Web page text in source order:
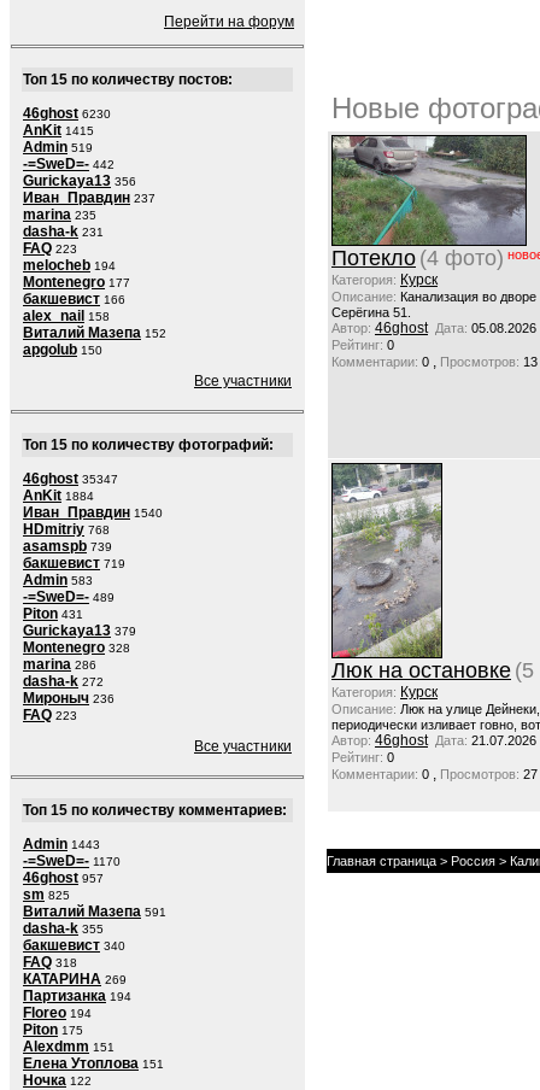
Перейти на форум
Топ 15 по количеству постов:
46ghost 6230
AnKit 1415
Admin 519
-=SweD=- 442
Gurickaya13 356
Иван_Правдин 237
marina 235
dasha-k 231
FAQ 223
melocheb 194
Montenegro 177
бакшевист 166
alex_nail 158
Виталий Мазепа 152
apgolub 150
Все участники
Топ 15 по количеству фотографий:
46ghost 35347
AnKit 1884
Иван_Правдин 1540
HDmitriy 768
asamspb 739
бакшевист 719
Admin 583
-=SweD=- 489
Piton 431
Gurickaya13 379
Montenegro 328
marina 286
dasha-k 272
Мироныч 236
FAQ 223
Все участники
Топ 15 по количеству комментариев:
Admin 1443
-=SweD=- 1170
46ghost 957
sm 825
Виталий Мазепа 591
dasha-k 355
бакшевист 340
FAQ 318
КАТАРИНА 269
Партизанка 194
Floreo 194
Piton 175
Alexdmm 151
Елена Утоплова 151
Ночка 122
Новые
Потекло (4 фото)
Категория: Курск
Описание: Канализация во
Серёгина 51.
Автор: 46ghost Дата: 05.08.2026
Рейтинг: 0
Комментарии: 0 , Просмотров: 13
Люк на остановке (5
Категория: Курск
Описание: Люк на улице
периодически изливает говно,
Автор: 46ghost Дата: 21.07.2026
Рейтинг: 0
Комментарии: 0 , Просмотров: 27
Главная страница > Россия >